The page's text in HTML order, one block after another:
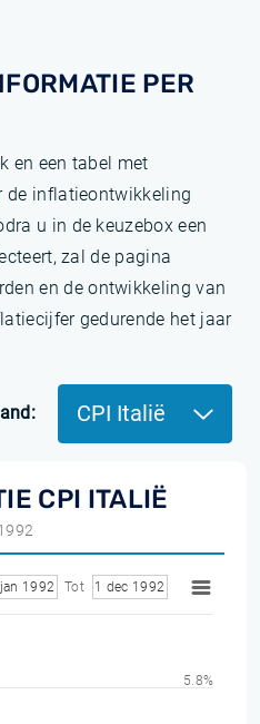
PER
en een tabel met
de inflatieontwikkeling
u in de keuzebox een
zal de pagina
en de ontwikkeling van
gedurende het jaar
CPI Italië
CPI ITALIË
1992 Tot 1 dec 1992
5.8%